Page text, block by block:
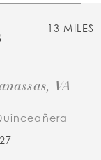
13 MILES
VA